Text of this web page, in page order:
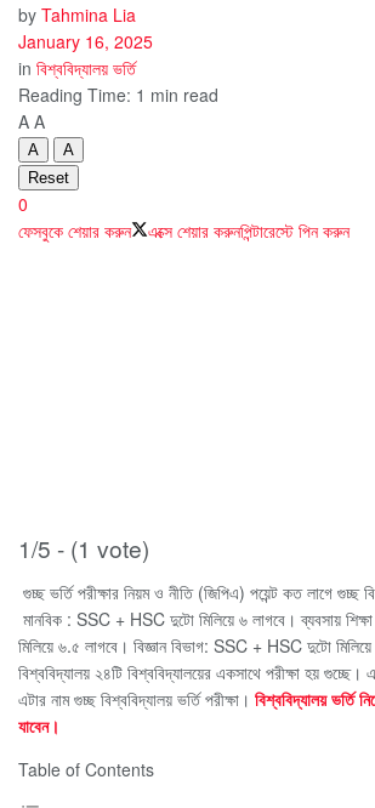
by Tahmina Lia
January 16, 2025
in বিশ্ববিদ্যালয় ভর্তি
Reading Time: 1 min read
A A
A
A
Reset
0
ফেসবুকে শেয়ার করুন
এক্সে শেয়ার করুনপিন্টারেস্টে পিন করুন
1/5 - (1 vote)
গুচ্ছ ভর্তি পরীক্ষার নিয়ম ও নীতি (জিপিএ) পয়েন্ট কত লাগে গুচ্ছ
মানবিক : SSC + HSC দুটো মিলিয়ে ৬ লাগবে।ব্যবসায়
মিলিয়ে ৬.৫ লাগবে। বিজ্ঞান বিভাগ: SSC + HSC দুটো
বিশ্ববিদ্যালয় ২৪টি বিশ্ববিদ্যালয়ের একসাথে পরীক্ষা হয় গুচ্ছে।
এটার নাম গুচ্ছ বিশ্ববিদ্যালয় ভর্তি পরীক্ষা। বিশ্ববিদ্যালয় ভর্তি
যাবেন।
Table of Contents